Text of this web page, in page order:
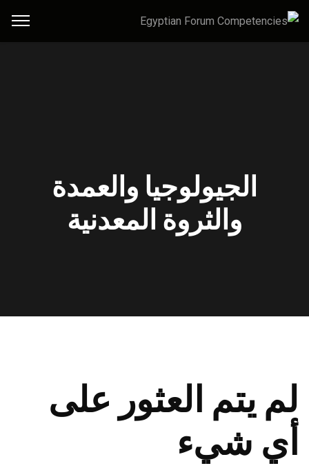
الجيولوجيا والعمدة
والثروة المعدنية
لم يتم العثور على
أي شيء